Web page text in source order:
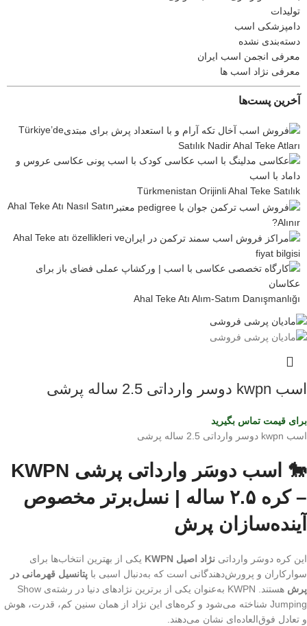
تولیدات
دامپزشکی اسب
دسته‌بندی نشده
معرفی انجمن اسب ایران
معرفی نژاد اسب ها
آخرین پست‌ها
Türkiye’de
Satılık Nadir Ahal Teke Atları
Türkmenistan Orijinli Ahal Teke Satılık
Ahal Teke Atı Nasıl Satın
Alınır?
Ahal Teke atı özellikleri ve
fiyat bilgisi
Ahal Teke Atı Alım-Satım Danışmanlığı
اسب kwpn دوسر وارداتی 2.5 ساله پرشی
برای قیمت تماس بگیرید
اسب kwpn دوسر وارداتی 2.5 ساله پرشی
🐎 اسب دوسَر وارداتی پرشی KWPN
– کره ۲.۵ ساله | نسل‌برتر مخصوص
آینده‌سازان پرش
این کره دوسَر وارداتی نژاد اصیل KWPN
یکی از بهترین انتخاب‌ها برای
سوارکاران و پرورش‌دهندگانی است که به‌دنبال اسبی با پتانسیل قهرمانی در
پرش
هستند. KWPN به‌عنوان یکی از برترین نژادهای دنیا در رشته‌ی Show
Jumping شناخته می‌شود و کره‌های این نژاد از همان سنین کم، قدرت، هوش
و تعادل فوق‌العاده‌ای نشان می‌دهند.